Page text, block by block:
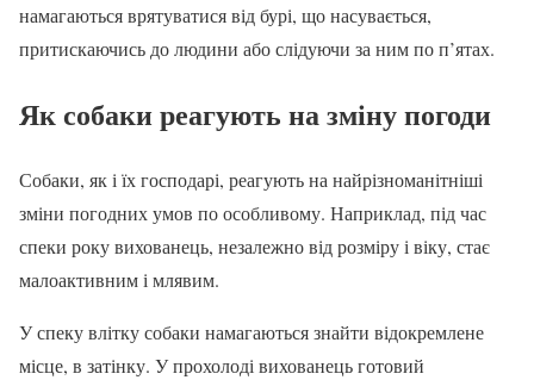
намагаються врятуватися від бурі, що насувається,
притискаючись до людини або слідуючи за ним по п’ятах.
Як собаки реагують на зміну погоди
Собаки, як і їх господарі, реагують на найрізноманітніші
зміни погодних умов по особливому. Наприклад, під час
спеки року вихованець, незалежно від розміру і віку, стає
малоактивним і млявим.
У спеку влітку собаки намагаються знайти відокремлене
місце, в затінку. У прохолоді вихованець готовий